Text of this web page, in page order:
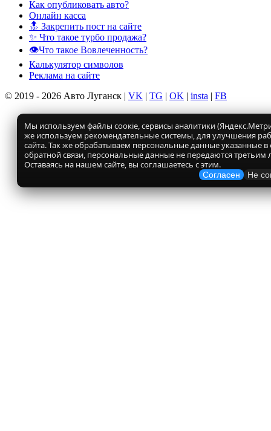
Как опубликовать авто?
Онлайн касса
🔝 Закрепить пост на сайте
✨ Что такое турбо продажа?
👁️Что такое Вовлеченность?
Калькулятор символов
Реклама на сайте
© 2019 - 2026 Авто Луганск | VK | TG | OK | insta | FB
Мы используем файлы соокіе, сервисы аналитики
же используем рекомендательные системы, для улучшения
сайта. Так же обрабатываем персональные данные указанные
обратной связи, персональные данные не передаются третьим
Оставаясь на нашем сайте, вы соглашаетесь с этим.
Согласен Не